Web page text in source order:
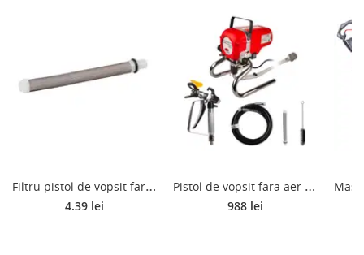
F
iltru pistol de vopsit fara aer Raider RDP-HPAS01
4.39 lei
P
istol de vopsit fara aer Raider RDP-HPAS01, 1200 W, 207 bar
988 lei